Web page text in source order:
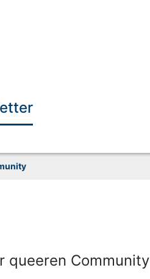
queeren Community